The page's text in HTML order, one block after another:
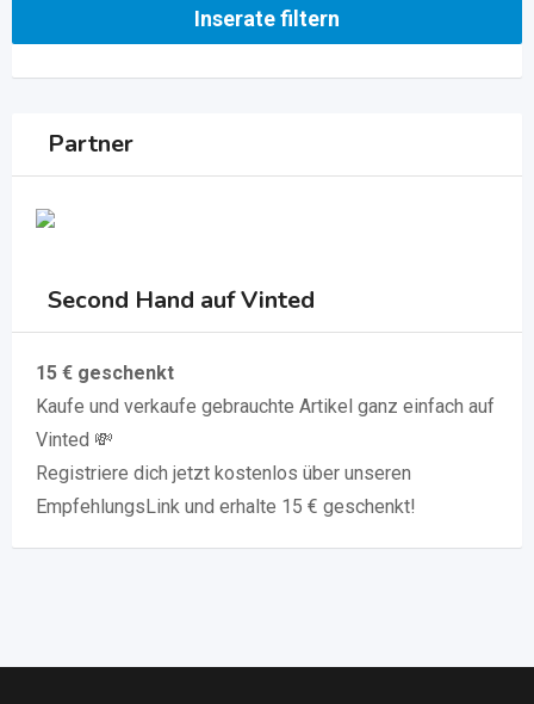
Inserate filtern
Partner
Second Hand auf Vinted
15 € geschenkt
Kaufe und verkaufe gebrauchte Artikel ganz einfach auf
Vinted 💸
Registriere dich jetzt kostenlos über unseren
EmpfehlungsLink und erhalte 15 € geschenkt!